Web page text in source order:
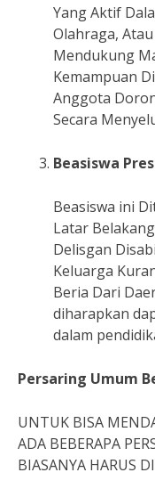
Yang Aktif
Olahraga,
Mendukung
Kemampuan
Anggota
Secara
Beasiswa
Beasiswa ini
Latar
Delisgan
Keluarga
Beria Dari
diharapkan
dalam
Persaring Umum
UNTUK BISA
ADA BEBERAPA
BIASANYA HARUS